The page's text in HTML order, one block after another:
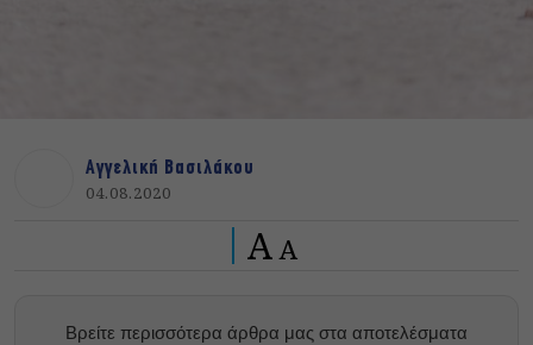
Αγγελική Βασιλάκου
04.08.2020
A A
Βρείτε περισσότερα άρθρα μας στα αποτελέσματα